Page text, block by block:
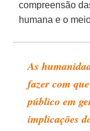
compreensão
humana e o
As
fazer com
público em
implicações